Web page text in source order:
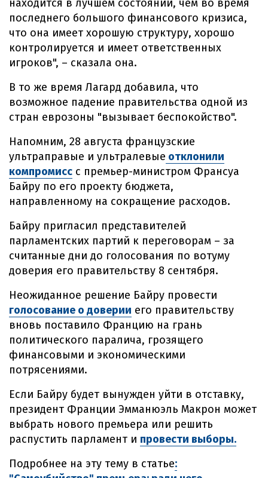
находится в лучшем состоянии, чем во время
последнего большого финансового кризиса,
что она имеет хорошую структуру, хорошо
контролируется и имеет ответственных
игроков", – сказала она.
В то же время Лагард добавила, что
возможное падение правительства одной из
стран еврозоны "вызывает беспокойство".
Напомним, 28 августа французские
ультраправые и ультралевые отклонили
компромисс с премьер-министром Франсуа
Байру по его проекту бюджета,
направленному на сокращение расходов.
Байру пригласил представителей
парламентских партий к переговорам – за
считанные дни до голосования по вотуму
доверия его правительству 8 сентября.
Неожиданное решение Байру провести
голосование о доверии его правительству
вновь поставило Францию на грань
политического паралича, грозящего
финансовыми и экономическими
потрясениями.
Если Байру будет вынужден уйти в отставку,
президент Франции Эмманюэль Макрон может
выбрать нового премьера или решить
распустить парламент и провести выборы.
Подробнее на эту тему в статье: